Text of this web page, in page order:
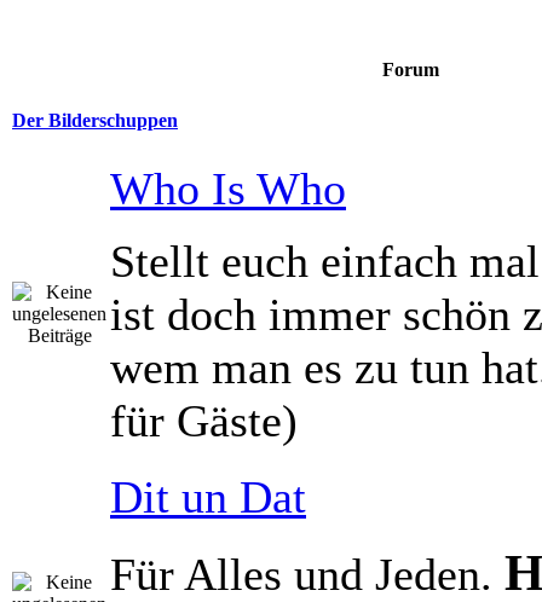
Forum
Der Bilderschuppen
Who Is Who
Stellt euch einfach
ist doch immer schön
wem man es zu tun
für Gäste)
Dit un Dat
Für Alles und Jeden.